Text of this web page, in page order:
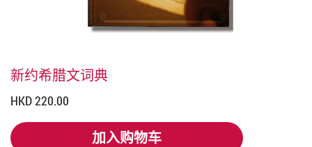
新约希腊文词典
HKD 220.00
加入购物车